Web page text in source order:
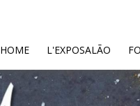
HOME(CURRENT)
L'EXPOSALÃO